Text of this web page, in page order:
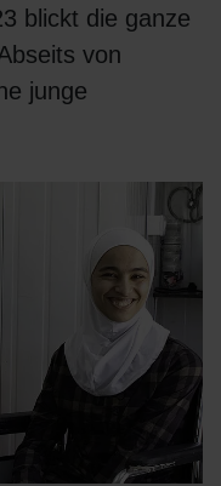
blickt die ganze
von
junge